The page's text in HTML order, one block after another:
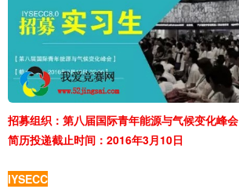
招募组织：第八届国际青年能源与气候变化峰会
简历投递截止时间：2016年3月10日
IYSECC